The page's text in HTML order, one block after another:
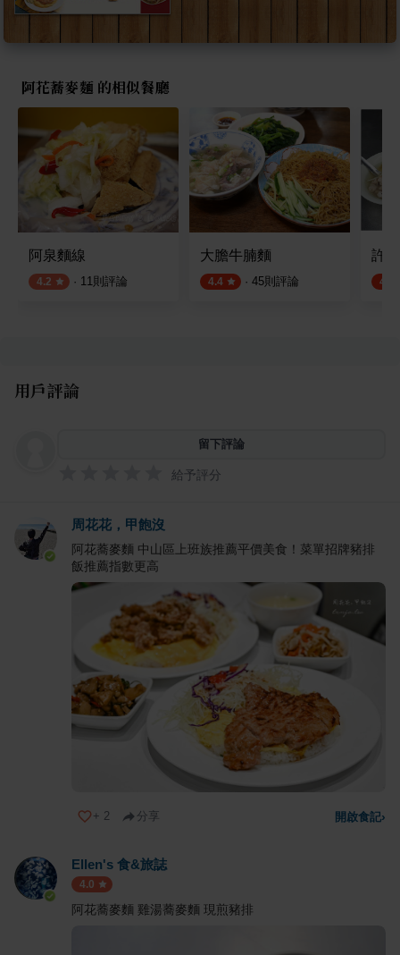
阿花蕎麥麵 的相似餐廳
阿泉麵線
4.2 · 11 則評論
大膽牛腩麵
4.4 · 45則評論
許
4.5
用戶評論
留下評論
給予評分
周花花，甲飽沒
阿花蕎麥麵 中山區上班族推薦平價美食！菜單招牌豬排
飯推薦指數更高
+ 2 分享 開啟食記›
Ellen's 食&旅誌
4.0
阿花蕎麥麵 雞湯蕎麥麵 現煎豬排